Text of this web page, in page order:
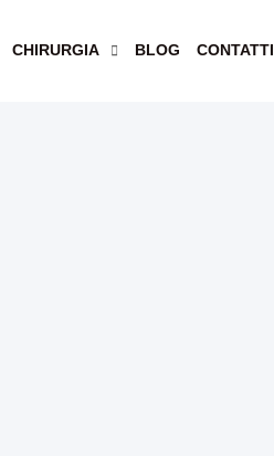
CHIRURGIA BLOG CONTATTI